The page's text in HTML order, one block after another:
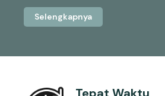
Selengkapnya